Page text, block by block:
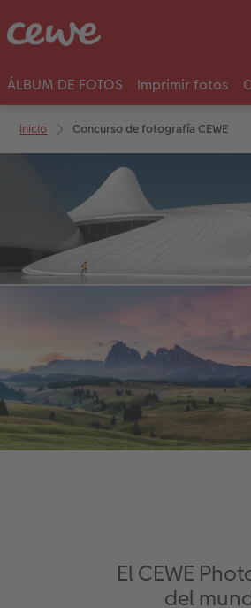
ÁLBUM DE FOTOS Imprimir fotos
Inicio Concurso de fotografía CEWE
El CEWE
del